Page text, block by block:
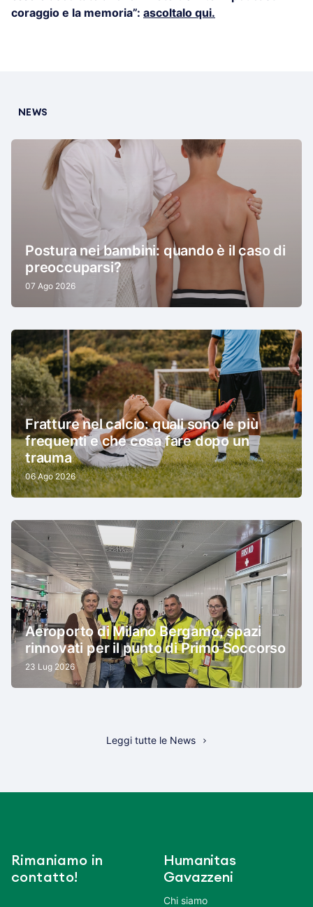
coraggio e la memoria”: ascoltalo qui.
NEWS
Postura nei bambini: quando è il caso di
preoccuparsi?
07 Ago 2026
Fratture nel calcio: quali sono le più
frequenti e che cosa fare dopo un
trauma
06 Ago 2026
Aeroporto di Milano Bergamo, spazi
rinnovati per il punto di Primo Soccorso
23 Lug 2026
Leggi tutte le News
Rimaniamo in
contatto!
Humanitas
Gavazzeni
Chi siamo